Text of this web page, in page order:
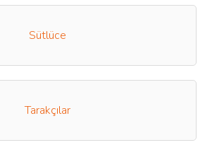
Sütlüce
Tarakçılar